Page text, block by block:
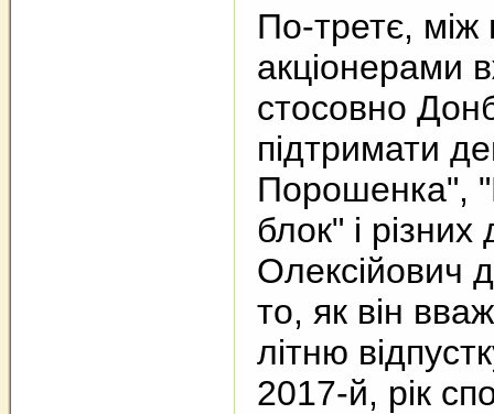
По-третє, між
акціонерами
стосовно
підтримати
Порошенка",
блок" і
Олексійович
то, як він
літню
2017-й, рік